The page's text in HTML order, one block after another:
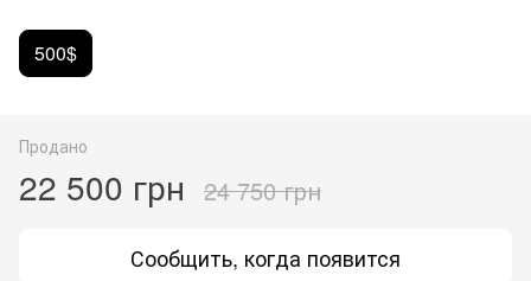
500$
Продано
22 500 грн 24 750 грн
Сообщить, когда появится